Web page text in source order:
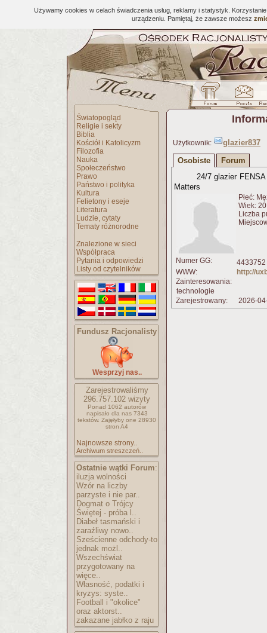
Używamy cookies w celach świadczenia usług, reklamy i statystyk.
urządzeniu. Pamiętaj, że zawsze możesz
Światopogląd
Religie i sekty
Biblia
Kościół i Katolicyzm
Filozofia
Nauka
Społeczeństwo
Prawo
Państwo i polityka
Kultura
Felietony i eseje
Literatura
Ludzie, cytaty
Tematy różnorodne
Znalezione w sieci
Współpraca
Pytania i odpowiedzi
Listy od czytelników
Fundusz Racjonalisty
Wesprzyj nas..
Zarejestrowaliśmy
296.757.102 wizyty
Ponad 1062 autorów
napisało dla nas 7343
tekstów. Zajęłyby one 28930
stron A4
Najnowsze strony..
Archiwum streszczeń..
Ostatnie wątki Forum:
iluzja wolności
Wzór na liczby
parzyste i nie par..
Dogmat o Trójcy
Świętej - próba l..
Diabeł tasmański i
zaraźliwy nowo..
Sześcienne odchody-to
jednak możl..
Wszechświat
przygotowany na
więce..
Własność, podatki i
kryzys: syste..
Football i "okolice"
oraz aktorst..
zakazane jabłko z raju
Użytkownik:
glazier837
Osobiste
Forum
24/7 glazier
Matters
Płeć:
Wiek:
Liczba
Numer GG:
WWW:
http://
Zainteresowania:
technologie
Zarejestrowany:
2026-